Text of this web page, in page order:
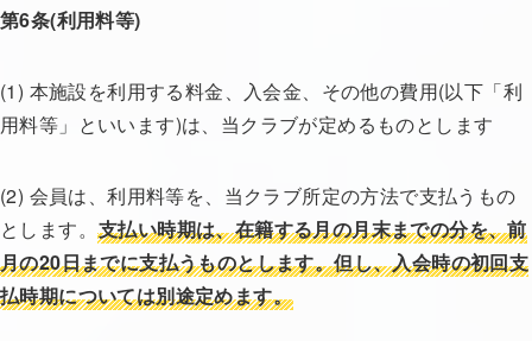
第6条(利用料等)
(1) 本施設を利用する料金、入会金、その他の費用(以下「利
用料等」といいます)は、当クラブが定めるものとします
(2) 会員は、利用料等を、当クラブ所定の方法で支払うもの
とします。 支払い時期は、在籍する月の月末までの分を、前
月の20日までに支払うものとします。但し、入会時の初回支
払時期については別途定めます。